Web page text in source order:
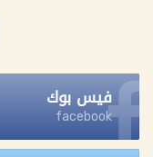
11
فيس بوك
facebook